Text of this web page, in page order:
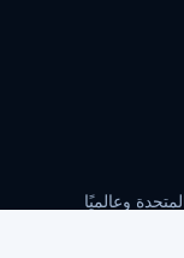
وعالميًا